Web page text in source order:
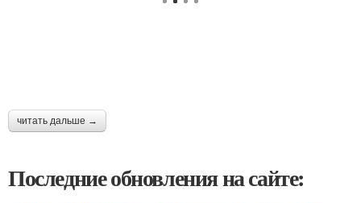
читать дальше →
Последние обновления на сайте: